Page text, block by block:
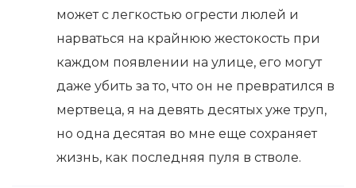
может с легкостью огрести люлей и
нарваться на крайнюю жестокость при
каждом появлении на улице, его могут
даже убить за то, что он не превратился в
мертвеца, я на девять десятых уже труп,
но одна десятая во мне еще сохраняет
жизнь, как последняя пуля в стволе.